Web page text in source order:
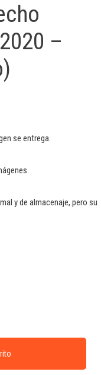
–
se entrega.
y de almacenaje, pero su